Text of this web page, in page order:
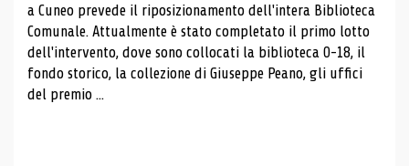
a Cuneo prevede il riposizionamento dell'intera Biblioteca
Comunale. Attualmente è stato completato il primo lotto
dell'intervento, dove sono collocati la biblioteca 0-18, il
fondo storico, la collezione di Giuseppe Peano, gli uffici
del premio ...